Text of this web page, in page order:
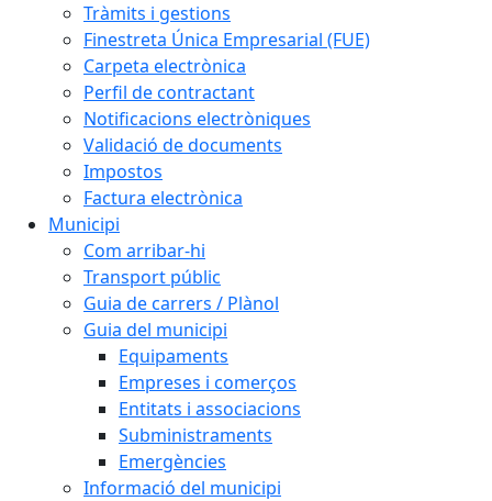
Tràmits i gestions
Finestreta Única Empresarial (FUE)
Carpeta electrònica
Perfil de contractant
Notificacions electròniques
Validació de documents
Impostos
Factura electrònica
Municipi
Com arribar-hi
Transport públic
Guia de carrers / Plànol
Guia del municipi
Equipaments
Empreses i comerços
Entitats i associacions
Subministraments
Emergències
Informació del municipi